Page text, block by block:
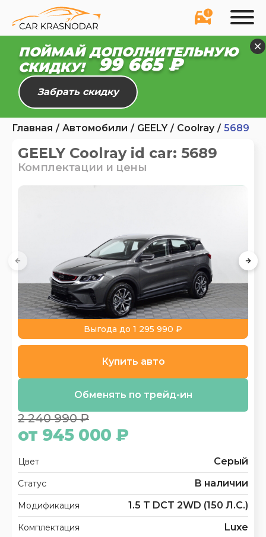
ПОЙМАЙ ДОПОЛНИТЕЛЬНУЮ
СКИДКУ!
99 665 ₽
Забрать скидку
Главная Автомобили GEELY Coolray 5689
GEELY Coolray id car: 5689
Комплектации и цены
2 240 990 ₽
от 945 000 ₽
Выгода до 1 295 990 ₽
Цвет Серый
Статус В наличии
Модификация 1.5 T DCT 2WD (150 Л.С.)
Комплектация Luxe
Купить авто
Обменять по трейд-ин